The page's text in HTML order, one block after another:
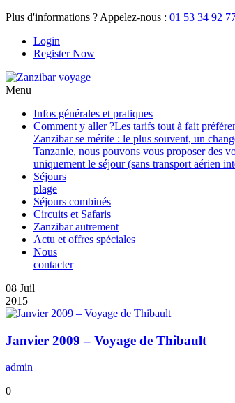
Plus d'informations ? Appelez-nous : 01 53 34 92
Login
Register Now
Menu
Infos générales et pratiques
Comment y aller ?Les tarifs tout à fait
Zanzibar se mérite : le plus souvent, un
Tanzanie, nous pouvons vous proposer des
uniquement le séjour (sans transport aérien
Séjours
plage
Séjours combinés
Circuits et Safaris
Zanzibar autrement
Actu et offres spéciales
Nous
contacter
08 Juil
2015
Janvier 2009 – Voyage de Thibault
admin
0